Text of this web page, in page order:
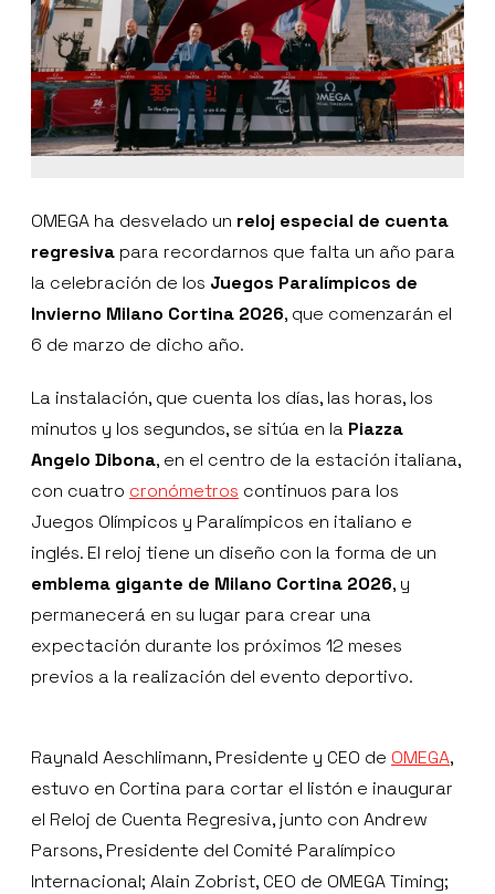
OMEGA ha desvelado un reloj especial de cuenta
regresiva para recordarnos que falta un año para
la celebración de los Juegos Paralímpicos de
Invierno Milano Cortina 2026, que comenzarán el
6 de marzo de dicho año.
La instalación, que cuenta los días, las horas, los
minutos y los segundos, se sitúa en la Piazza
Angelo Dibona, en el centro de la estación italiana,
con cuatro cronómetros continuos para los
Juegos Olímpicos y Paralímpicos en italiano e
inglés. El reloj tiene un diseño con la forma de un
emblema gigante de Milano Cortina 2026, y
permanecerá en su lugar para crear una
expectación durante los próximos 12 meses
previos a la realización del evento deportivo.
Raynald Aeschlimann, Presidente y CEO de OMEGA,
estuvo en Cortina para cortar el listón e inaugurar
el Reloj de Cuenta Regresiva, junto con Andrew
Parsons, Presidente del Comité Paralímpico
Internacional; Alain Zobrist, CEO de OMEGA Timing;